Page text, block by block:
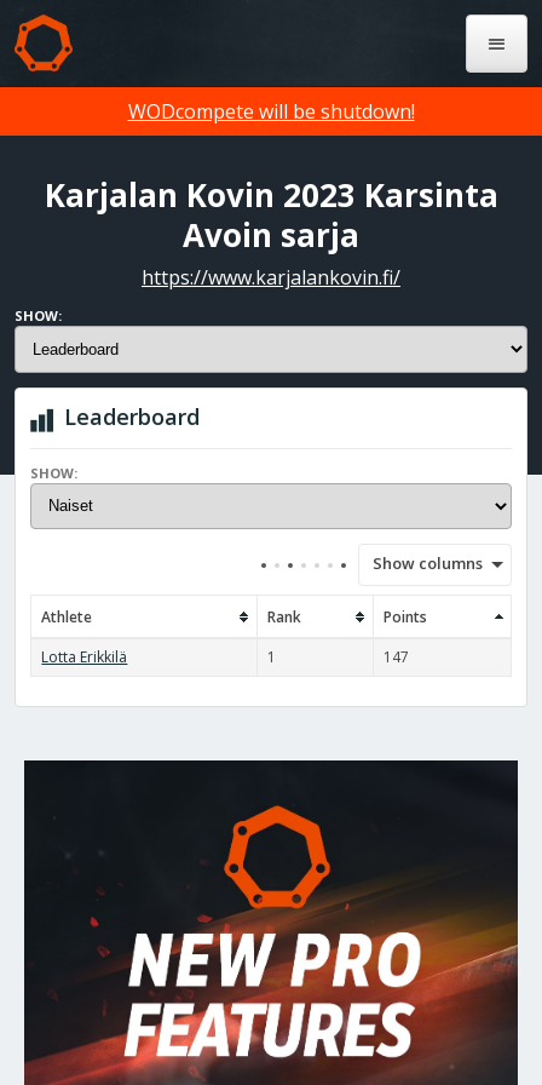
WODcompete will be shutdown!
Karjalan Kovin 2023 Karsinta
Avoin sarja
https://www.karjalankovin.fi/
SHOW:
Leaderboard
SHOW:
Show columns
Athlete Rank
Points
Lotta Erikkilä
1 147